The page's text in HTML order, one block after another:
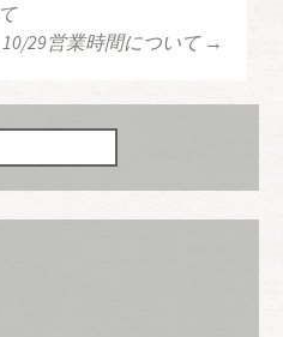
ゲーショ
10/29営業時間について →